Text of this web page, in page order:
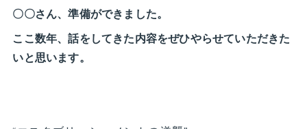
〇〇さん、準備ができました。
ここ数年、話をしてきた内容をぜひやらせていただきた
いと思います。